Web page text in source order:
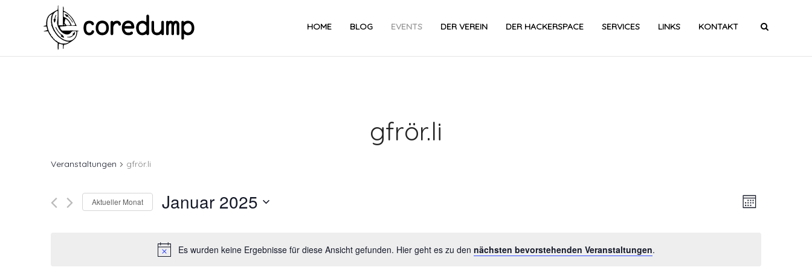
HOME BLOG EVENTS DER VEREIN DER HACKERSPACE SERVICES LINKS KONTAKT
Es wurden keine Ergebnisse für diese Ansicht gefunden. Hier geht es zu den nächsten bevorstehenden Veranstaltungen.
gfrör.li
Veranstaltungen gfrör.li
Monat
Aktueller Monat Januar 2025